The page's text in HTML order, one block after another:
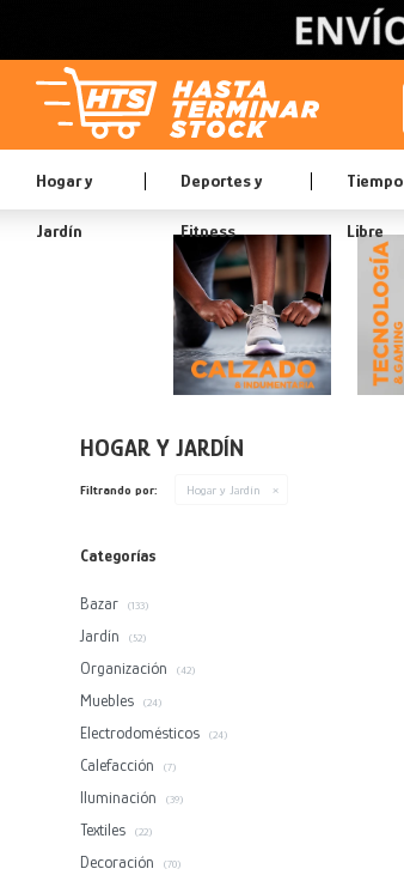
Hogar y
Jardín
Deportes y
Fitness
Tiempo
Libre
HOGAR Y JARDÍN
Filtrando por: Hogar y Jardín
Categorías
Bazar (133)
Jardín (52)
Organización (42)
Muebles (24)
Electrodomésticos (24)
Calefacción (7)
Iluminación (39)
Textiles (22)
Decoración (70)